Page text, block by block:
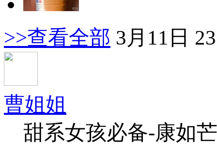
>>查看全部 3月11日
曹姐姐
甜系女孩必备-康如